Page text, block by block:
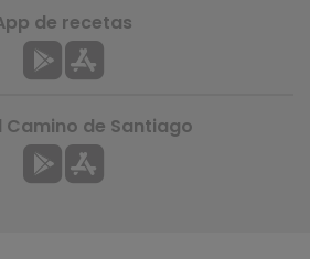
de recetas
Camino de Santiago